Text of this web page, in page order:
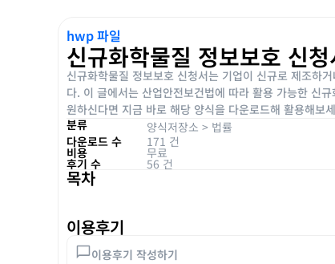
hwp 파일
신규화학물질 정보보호 신청
신규화학물질 정보보호 신청서는 기업이 신규로 제조하
다. 이 글에서는 산업안전보건법에 따라 활용 가능한 신
원하신다면 지금 바로 해당 양식을 다운로드해 활용해보
분류
양식저장소 > 법률
다운로드 수
171 건
비용 무료
후기 수 56 건
목차
이용후기
이용후기 작성하기